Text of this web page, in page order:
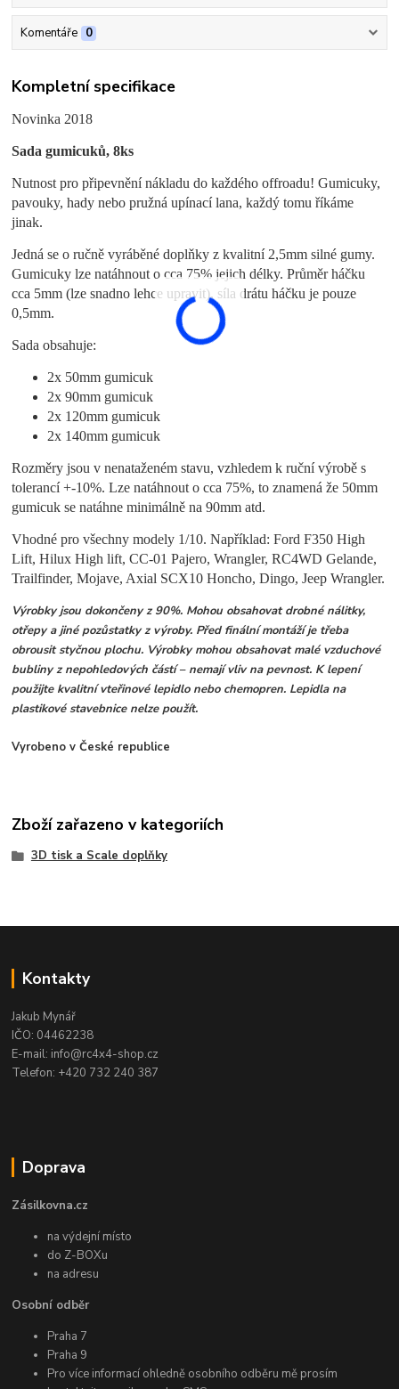
Komentáře 0
Kompletní specifikace
Novinka 2018
Sada gumicuků, 8ks
Nutnost pro připevnění nákladu do každého offroadu! Gumicuky,
pavouky, hady nebo pružná upínací lana, každý tomu říkáme
jinak.
Jedná se o ručně vyráběné doplňky z kvalitní 2,5mm silné gumy.
Gumicuky lze natáhnout o cca 75% jejich délky. Průměr háčku
cca 5mm (lze snadno lehce upravit), síla drátu háčku je pouze
0,5mm.
Sada obsahuje:
2x 50mm gumicuk
2x 90mm gumicuk
2x 120mm gumicuk
2x 140mm gumicuk
Rozměry jsou v nenataženém stavu, vzhledem k ruční výrobě s
tolerancí +-10%. Lze natáhnout o cca 75%, to znamená že 50mm
gumicuk se natáhne minimálně na 90mm atd.
Vhodné pro všechny modely 1/10. Například: Ford F350 High
Lift, Hilux High lift, CC-01 Pajero, Wrangler, RC4WD Gelande,
Trailfinder, Mojave, Axial SCX10 Honcho, Dingo, Jeep Wrangler.
Výrobky jsou dokončeny z 90%. Mohou obsahovat drobné nálitky,
otřepy a jiné pozůstatky z výroby. Před finální montáží je třeba
obrousit styčnou plochu. Výrobky mohou obsahovat malé vzduchové
bubliny z nepohledových částí – nemají vliv na pevnost. K lepení
použijte kvalitní vteřinové lepidlo nebo chemopren. Lepidla na
plastikové stavebnice nelze použít.
Vyrobeno v České republice
Zboží zařazeno v kategoriích
3D tisk a Scale doplňky
Kontakty
Jakub Mynář
IČO: 04462238
E-mail: info@rc4x4-shop.cz
Telefon: +420 732 240 387
Doprava
Zásilkovna.cz
na výdejní místo
do Z-BOXu
na adresu
Osobní odběr
Praha 7
Praha 9
Pro více informací ohledně osobního odběru mě prosím